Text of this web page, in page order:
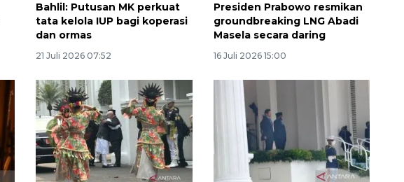
Bahlil: Putusan MK perkuat
tata kelola IUP bagi koperasi
dan ormas
21 Juli 2026 07:52
Presiden Prabowo resmikan
groundbreaking LNG Abadi
Masela secara daring
16 Juli 2026 15:00